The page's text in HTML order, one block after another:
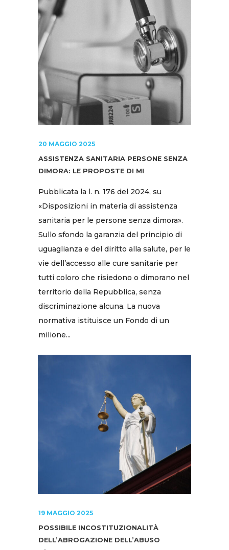
20 MAGGIO 2025
ASSISTENZA SANITARIA PERSONE SENZA
DIMORA: LE PROPOSTE DI MI
Pubblicata la l. n. 176 del 2024, su
«Disposizioni in materia di assistenza
sanitaria per le persone senza dimora».
Sullo sfondo la garanzia del principio di
uguaglianza e del diritto alla salute, per le
vie dell’accesso alle cure sanitarie per
tutti coloro che risiedono o dimorano nel
territorio della Repubblica, senza
discriminazione alcuna. La nuova
normativa istituisce un Fondo di un
milione...
19 MAGGIO 2025
POSSIBILE INCOSTITUZIONALITÀ
DELL’ABROGAZIONE DELL’ABUSO